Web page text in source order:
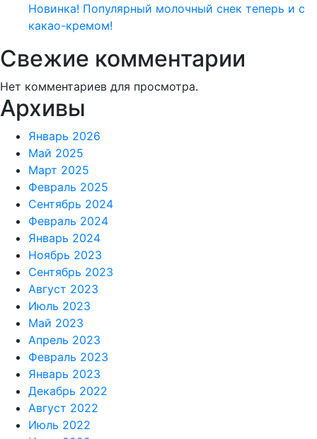
Новинка! Популярный молочный снек теперь и с
какао-кремом!
Свежие комментарии
Нет комментариев для просмотра.
Архивы
Январь 2026
Май 2025
Март 2025
Февраль 2025
Сентябрь 2024
Февраль 2024
Январь 2024
Ноябрь 2023
Сентябрь 2023
Август 2023
Июль 2023
Май 2023
Апрель 2023
Февраль 2023
Январь 2023
Декабрь 2022
Август 2022
Июль 2022